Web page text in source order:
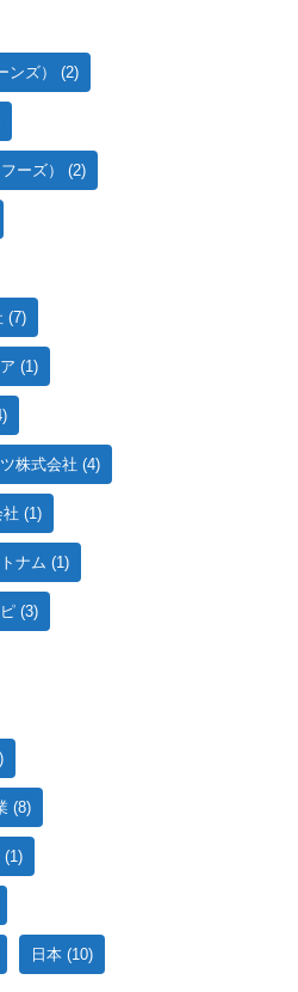
ズ） (2)
ーズ） (2)
(7)
(1)
株式会社 (4)
(1)
ナム (1)
(3)
(8)
(1)
日本 (10)